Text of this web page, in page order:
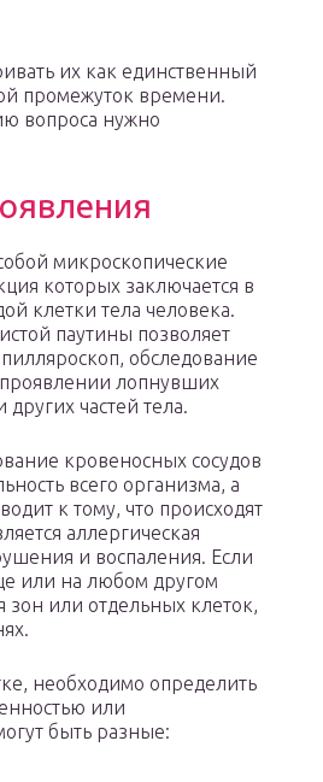
их как единственный
промежуток времени.
вопроса нужно
микроскопические
которых заключается в
клетки тела человека.
паутины позволяет
обследование
лопнувших
частей тела.
кровеносных сосудов
всего организма, а
к тому, что происходят
аллергическая
и воспаления. Если
или на любом другом
или отдельных клеток,
необходимо определить
или
быть разные: